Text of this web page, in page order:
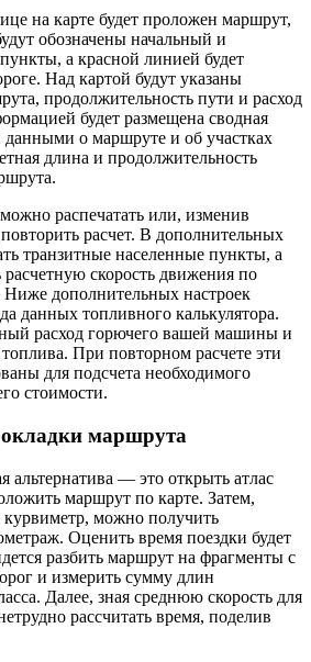
на карте будет проложен маршрут,
обозначены начальный и
а красной линией будет
Над картой будут указаны
продолжительность пути и расход
будет размещена сводная
о маршруте и об участках
длина и продолжительность
распечатать или, изменив
расчет. В дополнительных
транзитные населенные пункты, а
расчетную скорость движения по
Ниже дополнительных настроек
данных топливного калькулятора.
расход горючего вашей машины и
При повторном расчете эти
для подсчета необходимого
стоимости.
маршрута
альтернатива — это открыть атлас
маршрут по карте. Затем,
можно получить
Оценить время поездки будет
разбить маршрут на фрагменты с
и измерить сумму длин
Далее, зная среднюю скорость для
рассчитать время, поделив